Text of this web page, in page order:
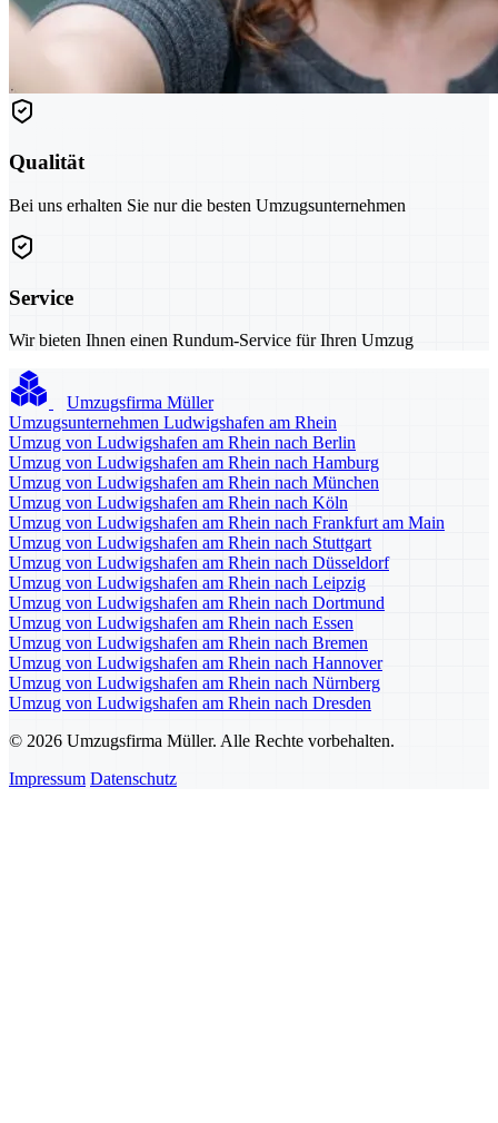
Qualität
Bei uns erhalten Sie nur die besten Umzugsunternehmen
Service
Wir bieten Ihnen einen Rundum-Service für Ihren Umzug
Umzugsfirma Müller
Umzugsunternehmen Ludwigshafen am Rhein
Umzug von Ludwigshafen am Rhein nach Berlin
Umzug von Ludwigshafen am Rhein nach Hamburg
Umzug von Ludwigshafen am Rhein nach München
Umzug von Ludwigshafen am Rhein nach Köln
Umzug von Ludwigshafen am Rhein nach Frankfurt am Main
Umzug von Ludwigshafen am Rhein nach Stuttgart
Umzug von Ludwigshafen am Rhein nach Düsseldorf
Umzug von Ludwigshafen am Rhein nach Leipzig
Umzug von Ludwigshafen am Rhein nach Dortmund
Umzug von Ludwigshafen am Rhein nach Essen
Umzug von Ludwigshafen am Rhein nach Bremen
Umzug von Ludwigshafen am Rhein nach Hannover
Umzug von Ludwigshafen am Rhein nach Nürnberg
Umzug von Ludwigshafen am Rhein nach Dresden
© 2026 Umzugsfirma Müller. Alle Rechte vorbehalten.
Impressum Datenschutz